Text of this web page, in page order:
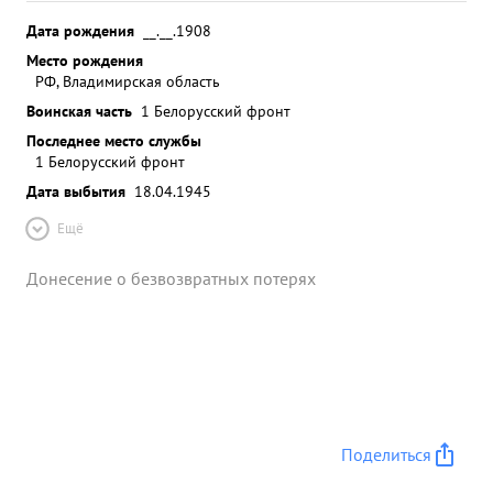
Дата рождения
__.__.1908
Место рождения
РФ, Владимирская область
Воинская часть 1 Белорусский фронт
Последнее место службы
1 Белорусский фронт
Дата выбытия 18.04.1945
Ещё
Донесение о безвозвратных потерях
Поделиться